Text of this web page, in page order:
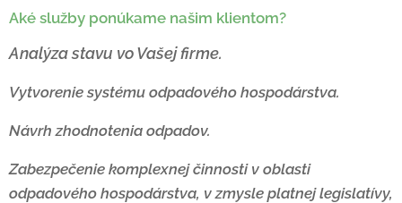
Aké služby ponúkame našim klientom?
Analýza stavu vo Vašej firme.
Vytvorenie systému odpadového hospodárstva.
Návrh zhodnotenia odpadov.
Zabezpečenie komplexnej činnosti v oblasti
odpadového hospodárstva, v zmysle platnej legislatívy,